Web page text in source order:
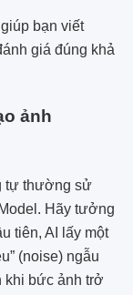
bạn viết
giá đúng khả
ảnh
tự thường sử
Hãy tưởng
tiên, AI lấy một
(noise) ngẫu
khi bức ảnh trở